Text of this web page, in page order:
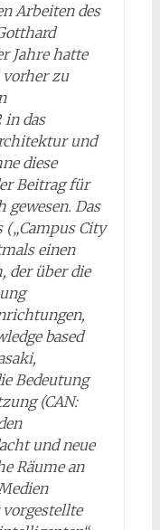
Arbeiten des
Jahre hatte
zu
in das
und
diese
Beitrag für
Das
(„Campus City
einen
der über die
based
Bedeutung
(CAN:
und neue
Räume an